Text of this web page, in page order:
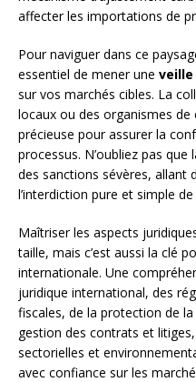
affecter les importations de
Pour naviguer dans ce
essentiel de mener une
sur vos marchés cibles. La
locaux ou des organismes de
précieuse pour assurer la
processus. N’oubliez pas
des sanctions sévères, allant
l’interdiction pure et simple
Maîtriser les aspects
taille, mais c’est aussi la clé
internationale. Une
juridique international, des
fiscales, de la protection de
gestion des contrats et
sectorielles et
avec confiance sur les